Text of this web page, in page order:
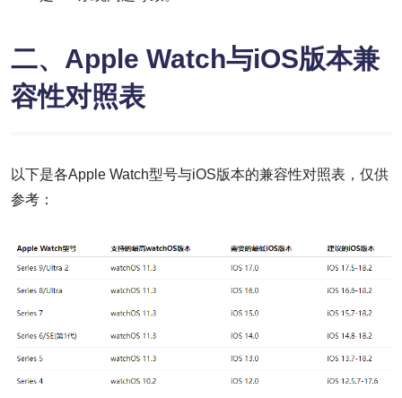
二、Apple Watch与iOS版本兼
容性对照表
以下是各Apple Watch型号与iOS版本的兼容性对照表，仅供
参考：